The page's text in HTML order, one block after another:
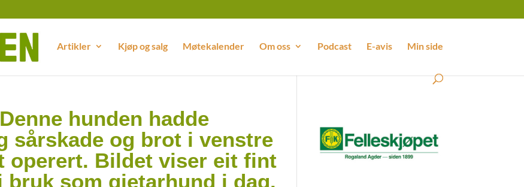
Artikler Kjøp og salg Møtekalender Om oss Podcast E-avis Min side
hunden hadde
sårskade og brot i venstre
operert. Bildet viser eit fint
bruk som gjetarhund i dag.